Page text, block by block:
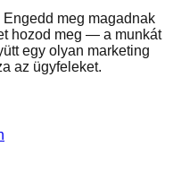
meg magadnak
hozod meg — a munkát
egy olyan marketing
az ügyfeleket.